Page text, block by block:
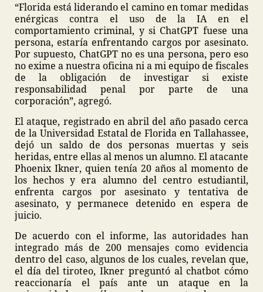
“Florida está liderando el camino en tomar medidas
enérgicas contra el uso de la IA en el
comportamiento criminal, y si ChatGPT fuese una
persona, estaría enfrentando cargos por asesinato.
Por supuesto, ChatGPT no es una persona, pero eso
no exime a nuestra oficina ni a mi equipo de fiscales
de la obligación de investigar si existe
responsabilidad penal por parte de una
corporación”, agregó.
El ataque, registrado en abril del año pasado cerca
de la Universidad Estatal de Florida en Tallahassee,
dejó un saldo de dos personas muertas y seis
heridas, entre ellas al menos un alumno. El atacante
Phoenix Ikner, quien tenía 20 años al momento de
los hechos y era alumno del centro estudiantil,
enfrenta cargos por asesinato y tentativa de
asesinato, y permanece detenido en espera de
juicio.
De acuerdo con el informe, las autoridades han
integrado más de 200 mensajes como evidencia
dentro del caso, algunos de los cuales, revelan que,
el día del tiroteo, Ikner preguntó al chatbot cómo
reaccionaría el país ante un ataque en la